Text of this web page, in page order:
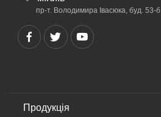
пр-т. Володимира Івасюка, буд. 53-б
Продукція